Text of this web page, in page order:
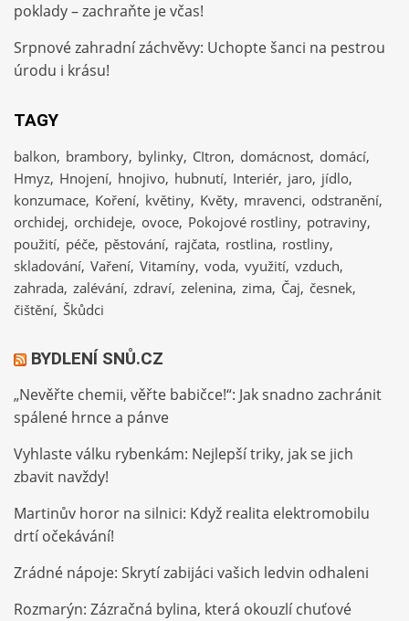
poklady – zachraňte je včas!
Srpnové zahradní záchvěvy: Uchopte šanci na pestrou
úrodu i krásu!
TAGY
balkon brambory bylinky CItron domácnost domácí
Hmyz Hnojení hnojivo hubnutí Interiér jaro jídlo
konzumace Koření květiny Květy mravenci odstranění
orchidej orchideje ovoce Pokojové rostliny potraviny
použití péče pěstování rajčata rostlina rostliny
skladování Vaření Vitamíny voda využití vzduch
zahrada zalévání zdraví zelenina zima Čaj česnek
čištění Škůdci
BYDLENÍ SNŮ.CZ
„Nevěřte chemii, věřte babičce!“: Jak snadno zachránit
spálené hrnce a pánve
Vyhlaste válku rybenkám: Nejlepší triky, jak se jich
zbavit navždy!
Martinův horor na silnici: Když realita elektromobilu
drtí očekávání!
Zrádné nápoje: Skrytí zabijáci vašich ledvin odhaleni
Rozmarýn: Zázračná bylina, která okouzlí chuťové